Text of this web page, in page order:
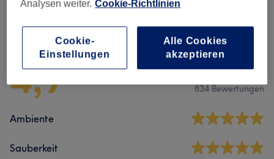
Salonbewertungen
4,9 834 Bewertungen
Ambiente
Sauberkeit
Analysen weiter. Cookie-Richtlinien
Cookie-
Einstellungen
Alle Cookies
akzeptieren